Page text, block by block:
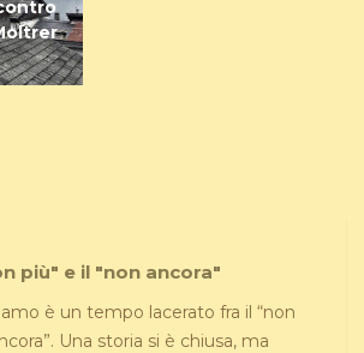
più" e il "non ancora"
è un tempo lacerato fra il “non
Una storia si è chiusa, ma